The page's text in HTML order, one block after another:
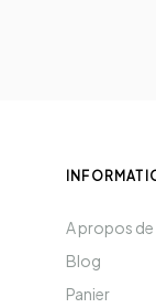
A propos
Blog
Panier